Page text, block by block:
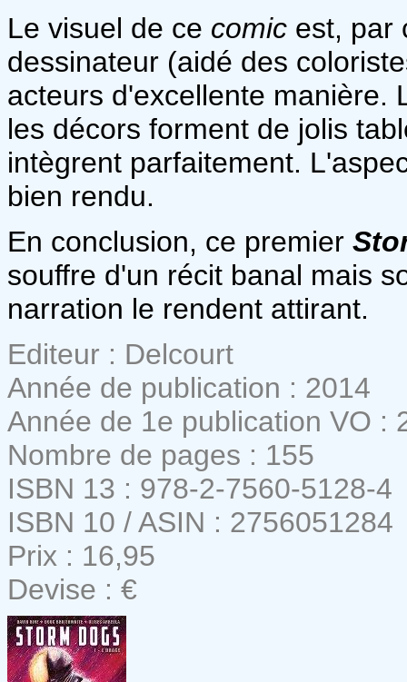
Le visuel de ce comic est, par
dessinateur (aidé des
acteurs d'excellente manière.
les décors forment de jolis
intègrent parfaitement.
bien rendu.
En conclusion, ce premier
souffre d'un récit banal mais
narration le rendent attirant.
Editeur : Delcourt
Année de publication : 2014
Année de 1e publication VO :
Nombre de pages : 155
ISBN 13 : 978-2-7560-5128-4
ISBN 10 / ASIN : 2756051284
Prix : 16,95
Devise : €